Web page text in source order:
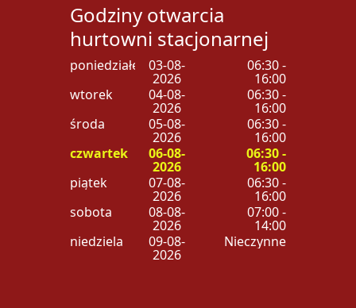
Godziny otwarcia
hurtowni stacjonarnej
poniedziałek 03-08-
2026
06:30 -
16:00
wtorek
04-08-
2026
06:30 -
16:00
środa
05-08-
2026
06:30 -
16:00
czwartek
06-08-
2026
06:30 -
16:00
piątek
07-08-
2026
06:30 -
16:00
sobota
08-08-
2026
07:00 -
14:00
niedziela
09-08-
2026
Nieczynne